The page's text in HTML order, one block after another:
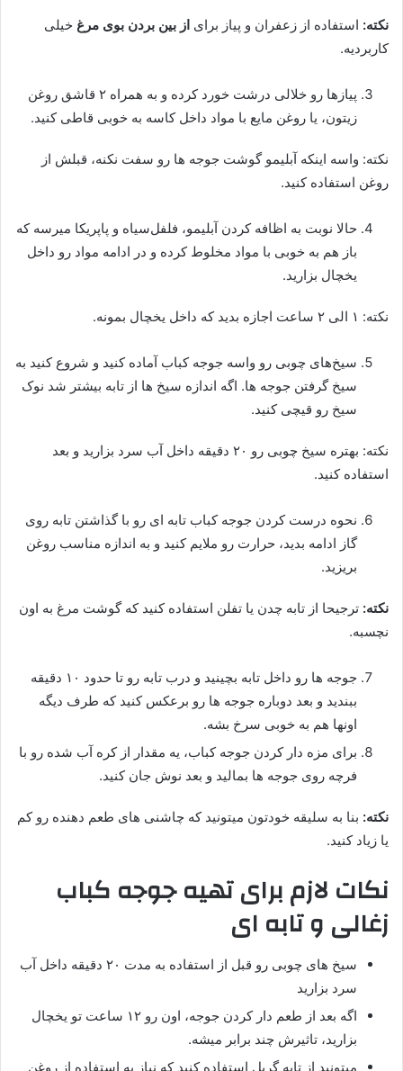
نکته: استفاده از زعفران و پیاز برای از بین بردن بوی مرغ خیلی
کاربردیه.
پیاز‌ها رو خلالی درشت خورد کرده و به همراه ۲ قاشق روغن
زیتون، یا روغن مایع با مواد داخل کاسه به خوبی قاطی کنید.
نکته: واسه اینکه آبلیمو گوشت جوجه ها رو سفت نکنه، قبلش از
روغن استفاده کنید.
حالا نوبت به اظافه کردن آبلیمو، فلفل‌سیاه و پاپریکا میرسه که
باز هم به خوبی با مواد مخلوط کرده و در ادامه مواد رو داخل
یخچال بزارید.
نکته: ۱ الی ۲ ساعت اجازه بدید که داخل یخچال بمونه.
سیخ‌های چوبی رو واسه جوجه کباب آماده کنید و شروع کنید به
سیخ گرفتن جوجه ها. اگه اندازه سیخ ها از تابه بیشتر شد نوک
سیخ رو قیچی کنید.
نکته: بهتره سیخ چوبی رو ۲۰ دقیقه داخل آب سرد بزارید و بعد
استفاده کنید.
نحوه درست کردن جوجه کباب تابه ای رو با گذاشتن تابه روی
گاز ادامه بدید، حرارت رو ملایم کنید و به اندازه مناسب روغن
بریزید.
نکته: ترجیحا از تابه چدن یا تفلن استفاده کنید که گوشت مرغ به اون
نچسبه.
جوجه ها رو داخل تابه بچینید و درب تابه رو تا حدود ۱۰ دقیقه
ببندید و بعد دوباره جوجه ها رو برعکس کنید که طرف دیگه
اونها هم به خوبی سرخ بشه.
برای مزه دار کردن جوجه کباب، یه مقدار از کره آب شده رو با
فرچه روی جوجه ها بمالید و بعد نوش جان کنید.
نکته: بنا به سلیقه خودتون میتونید که چاشنی های طعم دهنده رو کم
یا زیاد کنید.
نکات لازم برای تهیه جوجه کباب
زغالی و تابه ای
سیخ های چوبی رو قبل از استفاده به مدت ۲۰ دقیقه داخل آب
سرد بزارید
اگه بعد از طعم دار کردن جوجه، اون رو ۱۲ ساعت تو یخچال
بزارید، تاثیرش چند برابر میشه.
میتونید از تابه گریل استفاده کنید که نیاز به استفاده از روغن